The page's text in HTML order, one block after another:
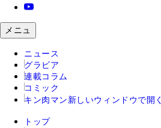
メニュ
ニュース
グラビア
連載コラム
コミック
キン肉マン 新しいウィンドウで開く
トップ